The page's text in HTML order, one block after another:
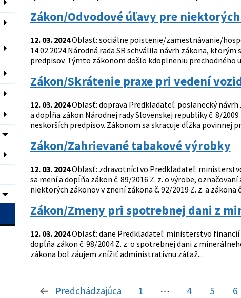
Zákon/Odvodové úľavy pre
12. 03. 2024Oblasť: sociálne poistenie/zamestnávanie/
14.02.2024 Národná rada SR schválila návrh zákona,
predpisov. Týmto zákonom došlo kdoplneniu prechodného
Zákon/Skrátenie praxe pri vedení
12. 03. 2024Oblasť: doprava Predkladateľ: poslanecký návrh
a dopĺňa zákon Národnej rady Slovenskej republiky č. 8/
neskorších predpisov. Zákonom sa skracuje dĺžka povinnej
Zákon/Zahrievané tabakové výrobky
12. 03. 2024Oblasť: zdravotníctvo Predkladateľ:
sa mení a dopĺňa zákon č. 89/2016 Z. z. o výrobe,
niektorých zákonov v znení zákona č. 92/2019 Z. z. a zákona
Zákon/Zmeny pri spotrebnej dani z
12. 03. 2024Oblasť: dane Predkladateľ: ministerstvo financií
dopĺňa zákon č. 98/2004 Z. z. o spotrebnej dani z
zákona bol záujem znížiť administratívnu záťaž...
Predchádzajúca stránka
1 ⋯ 4 5 6